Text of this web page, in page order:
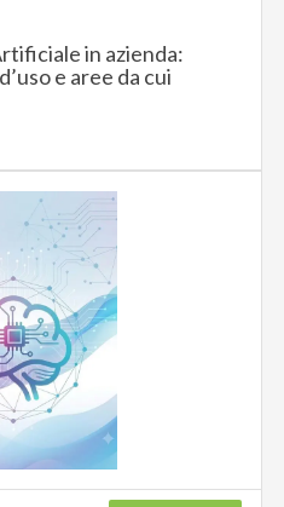
in azienda:
e aree da cui